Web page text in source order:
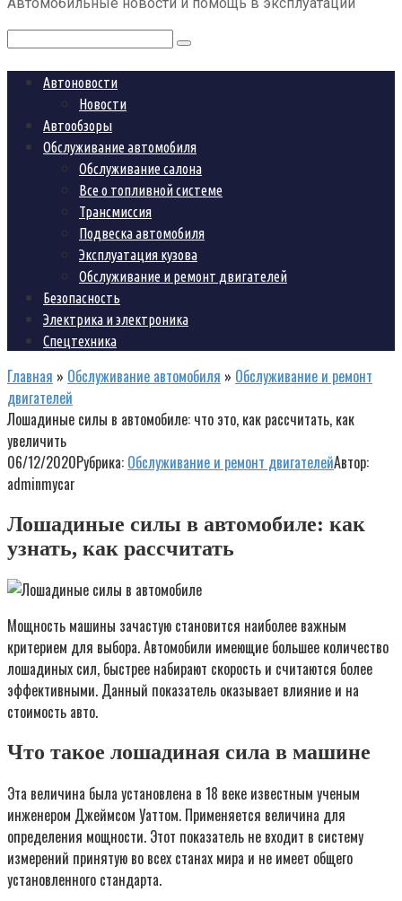
Поиск:
Автоновости
Новости
Автообзоры
Обслуживание автомобиля
Обслуживание салона
Все о топливной системе
Трансмиссия
Подвеска автомобиля
Эксплуатация кузова
Обслуживание и ремонт двигателей
Безопасность
Электрика и электроника
Спецтехника
Главная » Обслуживание автомобиля » Обслуживание и ремонт
двигателей
Лошадиные силы в автомобиле: что это, как рассчитать, как
увеличить
06/12/2020Рубрика: Обслуживание и ремонт двигателейАвтор:
adminmycar
Лошадиные силы в автомобиле: как
узнать, как рассчитать
Мощность машины зачастую становится наиболее важным
критерием для выбора. Автомобили имеющие большее количество
лошадиных сил, быстрее набирают скорость и считаются более
эффективными. Данный показатель оказывает влияние и на
стоимость авто.
Что такое лошадиная сила в машине
Эта величина была установлена в 18 веке известным ученым
инженером Джеймсом Уаттом. Применяется величина для
определения мощности. Этот показатель не входит в систему
измерений принятую во всех станах мира и не имеет общего
установленного стандарта.